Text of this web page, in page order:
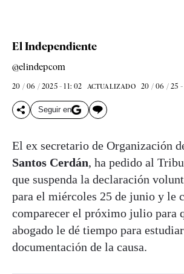
El Independiente
@elindepcom
20 / 06 / 2025 - 11: 02 ACTUALIZADO 20 / 06 / 25 -
Seguir en
El ex secretario de Organización
Santos Cerdán, ha pedido al
que suspenda la declaración
para el miércoles 25 de junio y le
comparecer el próximo julio para
abogado le dé tiempo para
documentación de la causa.